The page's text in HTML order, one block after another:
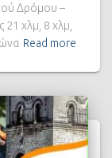
Δρόμου –
21 χλμ, 8 χλμ,
Read more